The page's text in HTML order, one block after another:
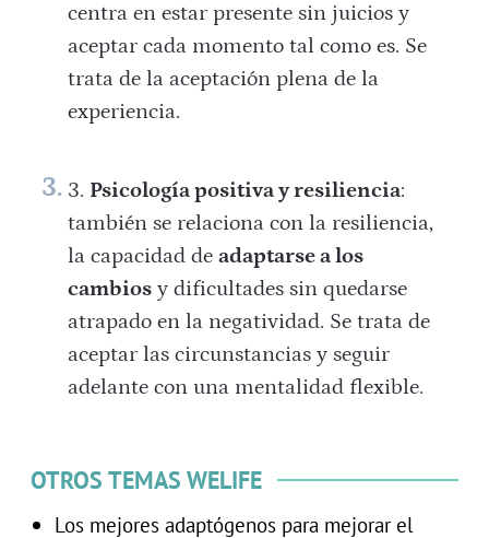
centra en estar presente sin juicios y
aceptar cada momento tal como es. Se
trata de la aceptación plena de la
experiencia.
Psicología positiva y resiliencia:
también se relaciona con la resiliencia,
la capacidad de adaptarse a los
cambiosy dificultades sin quedarse
atrapado en la negatividad. Se trata de
aceptar las circunstancias y seguir
adelante con una mentalidad flexible.
OTROS TEMAS WELIFE
Los mejores adaptógenos para mejorar el